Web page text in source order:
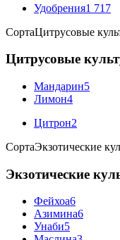
Удобрения1 717
СортаЦитрусовые
Цитрусовые
Мандарин5
Лимон4
Цитрон2
СортаЭкзотические
Экзотические
Фейхоа6
Азимина6
Унаби5